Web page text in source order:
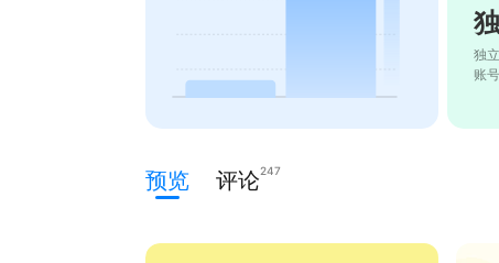
独
账
预览 评论247